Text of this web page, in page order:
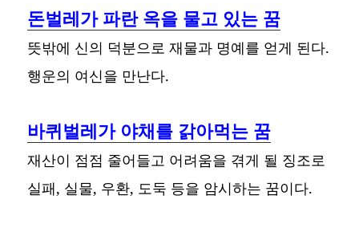
돈벌레가 파란 옥을 물고 있는 꿈
뜻밖에 신의 덕분으로 재물과 명예를 얻게 된다.
행운의 여신을 만난다.
바퀴벌레가 야채를 갉아먹는 꿈
재산이 점점 줄어들고 어려움을 겪게 될 징조로
실패, 실물, 우환, 도둑 등을 암시하는 꿈이다.